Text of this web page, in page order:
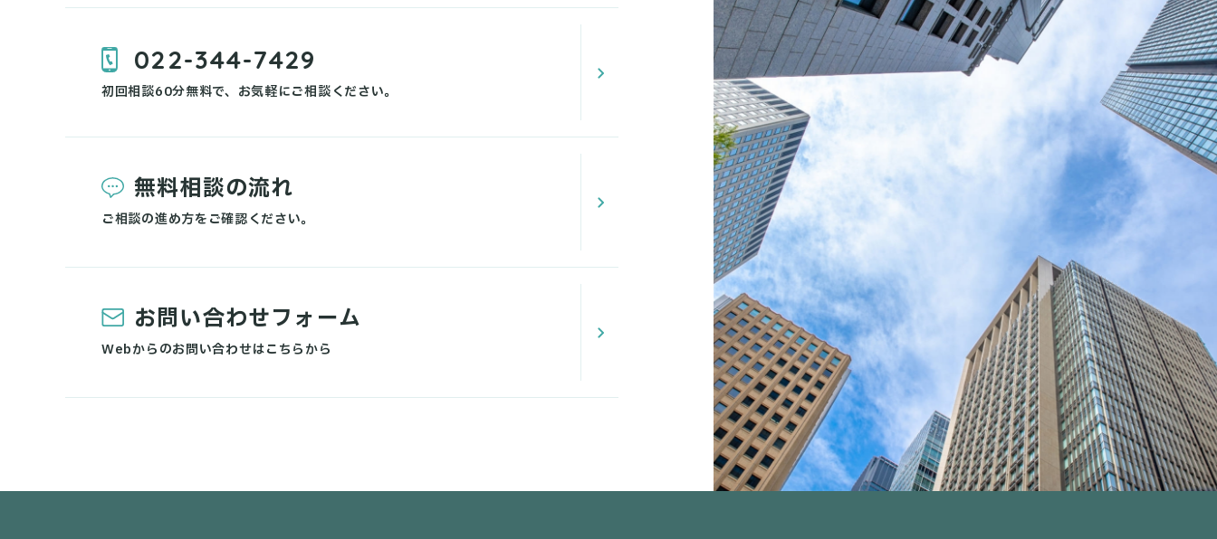
022-344-7429
初回相談60分無料で、お気軽にご相談ください。
無料相談の流れ
ご相談の進め方をご確認ください。
お問い合わせフォーム
Webからのお問い合わせはこちらから